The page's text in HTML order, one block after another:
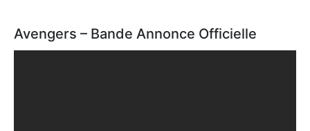
Avengers – Bande Annonce Officielle